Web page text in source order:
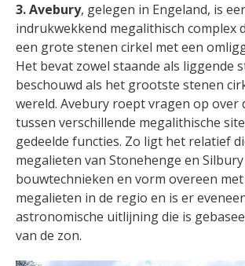
3. Avebury, gelegen in Engeland, is
indrukwekkend megalithisch complex
een grote stenen cirkel met een
Het bevat zowel staande als liggende
beschouwd als het grootste stenen
wereld. Avebury roept vragen op over
tussen verschillende megalithische
gedeelde functies. Zo ligt het relatief
megalieten van Stonehenge en
bouwtechnieken en vorm overeen
megalieten in de regio en is er
astronomische uitlijning die is
van de zon.